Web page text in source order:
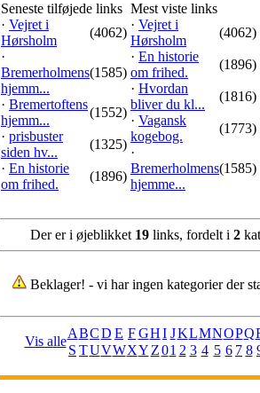
Seneste tilføjede links
· Vejret i
Hørsholm
(4062)
·
Bremerholmens
hjemm...
(1585)
· Bremertoftens
hjemm...
(1552)
· prisbuster
siden hv...
(1325)
· En historie
om frihed.
(1896)
Mest viste links
· Vejret i
Hørsholm
(4062)
· En historie
om frihed.
(1896)
· Hvordan
bliver du kl...
(1816)
· Vagansk
kogebog.
(1773)
·
Bremerholmens
hjemme...
(1585)
Der er i øjeblikket 19links, fordelt i 2
Beklager! - vi har ingen kategorier der
Vis alle
ABCD E FGHI JKLMNOPQ
S TUVWXY Z01 2 3 4 5 6 7 8